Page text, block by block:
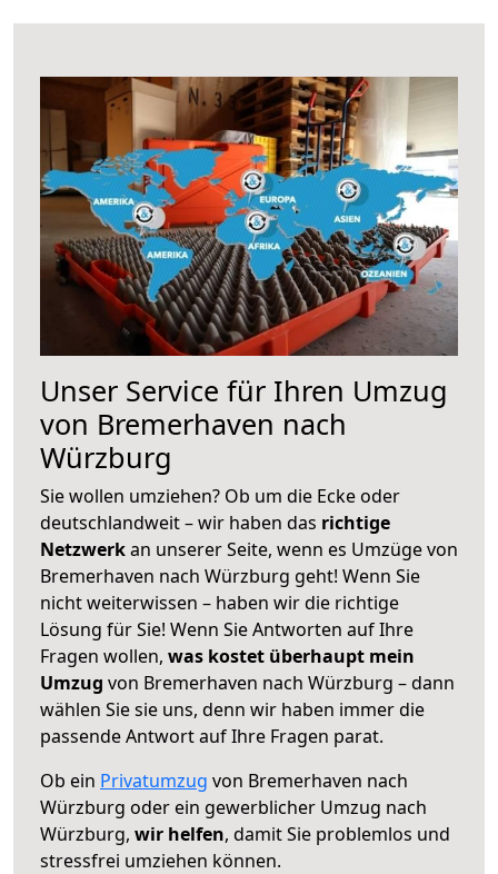
Unser Service für Ihren Umzug
von Bremerhaven nach
Würzburg
Sie wollen umziehen? Ob um die Ecke oder
deutschlandweit – wir haben das richtige
Netzwerkan unserer Seite, wenn es Umzüge von
Bremerhaven nach Würzburg geht! Wenn Sie
nicht weiterwissen – haben wir die richtige
Lösung für Sie! Wenn Sie Antworten auf Ihre
Fragen wollen, was kostet überhaupt mein
Umzug von Bremerhaven nach Würzburg – dann
wählen Sie sie uns, denn wir haben immer die
passende Antwort auf Ihre Fragen parat.
Ob ein Privatumzug von Bremerhaven nach
Würzburg oder ein gewerblicher Umzug nach
Würzburg, wir helfen, damit Sie problemlos und
stressfrei umziehen können.